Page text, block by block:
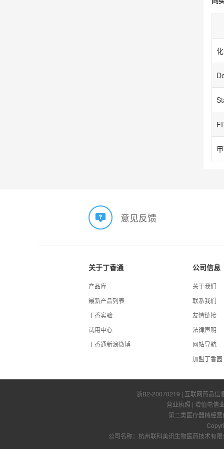
意见反馈
关于丁香通
产品库
最新产品列表
丁香实验
试用中心
丁香通新浪微博
公司信息
关于我们
联系我们
友情链接
法律声明
网站导航
加盟丁香园
浙B2-20070219 | 互联网药品信
营业执照 | 增值电信
第二类医疗器械经
公司名称：杭州联科美讯生物医药技术有